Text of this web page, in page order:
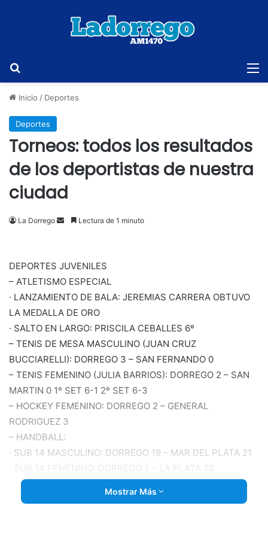
Inicio / Deportes
Deportes
Torneos: todos los resultados
de los deportistas de nuestra
ciudad
La Dorrego
SendLectura de 1 minuto
DEPORTES JUVENILES
– ATLETISMO ESPECIAL
· LANZAMIENTO DE BALA: JEREMIAS CARRERA OBTUVO
LA MEDALLA DE ORO
· SALTO EN LARGO: PRISCILA CEBALLES 6º
– TENIS DE MESA MASCULINO (JUAN CRUZ
BUCCIARELLI): DORREGO 3 – SAN FERNANDO 0
– TENIS FEMENINO (JULIA BARRIOS): DORREGO 2 – SAN
MARTIN 0 1º SET 6-1 2º SET 6-3
– HOCKEY FEMENINO: DORREGO 2 – GENERAL
RODRIGUEZ 3
– HANDBALL:
· SUB 14 MASCULINO: DORREGO 19 – MAR DEL PLATA 21
· SUB 14 FEMENINO: DORREGO 5 – LA PLATA 20
· SUB 16 FEMENINO: DORREGO 7 PELLEGRINI 9
· SUB 18 MASCULINO: DORREGO 21 – TRES LOMAS 26
Mostrar Más